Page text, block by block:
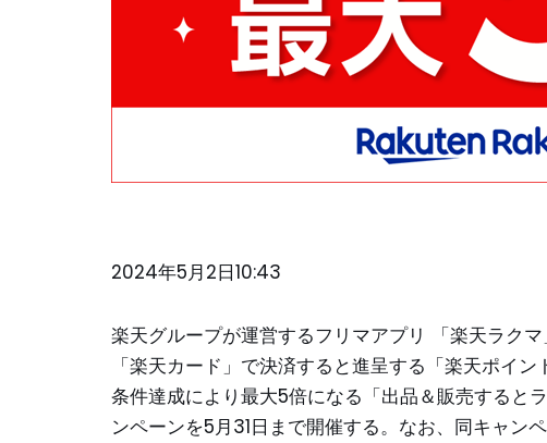
2024年5月2日10:43
楽天グループが運営するフリマアプリ 「楽天ラク
「楽天カード」で決済すると進呈する「楽天ポイ
条件達成により最大5倍になる「出品＆販売すると
ンペーンを5月31日まで開催する。なお、同キャン